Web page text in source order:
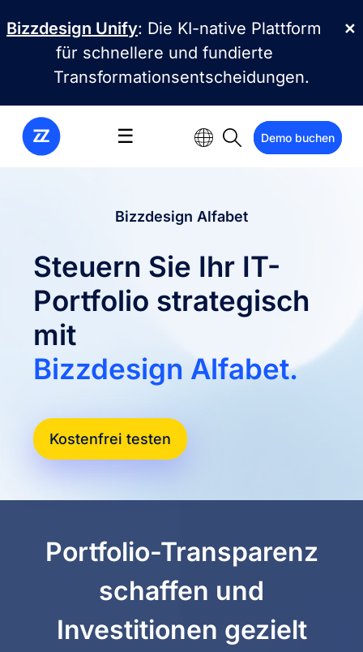
✕
Bizzdesign Unify: Die KI-native Plattform
für schnellere und fundierte
Transformationsentscheidungen.
☰ Demo buchen
Bizzdesign Alfabet
Steuern Sie Ihr IT-
Portfolio strategisch
mit
Bizzdesign Alfabet.
Kostenfrei testen
Portfolio-Transparenz
schaffen und
Investitionen gezielt